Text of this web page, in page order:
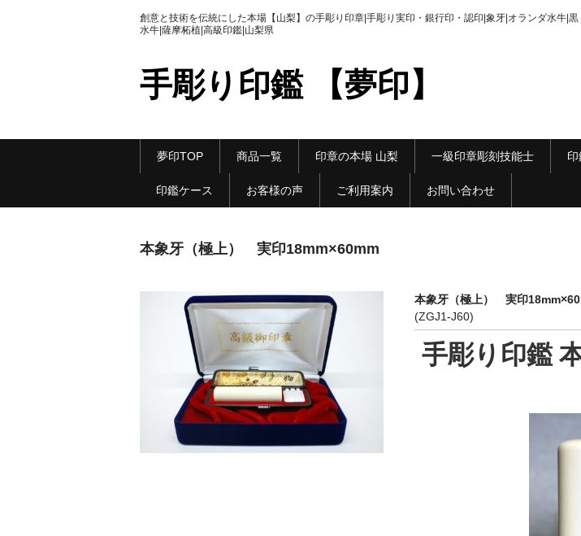
創意と技術を伝統にした本場【山梨】の手彫り印章|手彫り実印・銀行印・認印|象牙|オランダ水牛|黒
水牛|薩摩柘植|高級印鑑|山梨県
手彫り印鑑 【夢印】
夢印TOP 商品一覧 印章の本場 山梨 一級印章彫刻技能士
印鑑ケース お客様の声 ご利用案内 お問い合わせ
本象牙（極上） 実印18mm×60mm
本象牙（極上） 実印
(ZGJ1-J60)
手彫り印鑑